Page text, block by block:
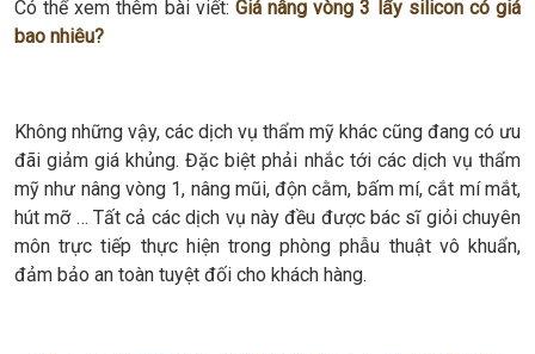
Có thể xem thêm bài viết: Giá nâng vòng 3 lấy silicon có giá
bao nhiêu?
Không những vậy, các dịch vụ thẩm mỹ khác cũng đang có ưu
đãi giảm giá khủng. Đặc biệt phải nhắc tới các dịch vụ thẩm
mỹ như nâng vòng 1, nâng mũi, độn cằm, bấm mí, cắt mí mắt,
hút mỡ … Tất cả các dịch vụ này đều được bác sĩ giỏi chuyên
môn trực tiếp thực hiện trong phòng phẫu thuật vô khuẩn,
đảm bảo an toàn tuyệt đối cho khách hàng.